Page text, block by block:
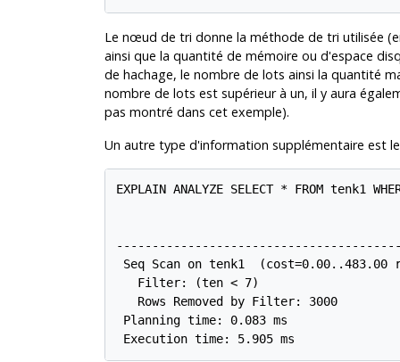
Le nœud de tri donne la méthode de tri utilisée
ainsi que la quantité de mémoire ou d'espace
de hachage, le nombre de lots ainsi la quantité
nombre de lots est supérieur à un, il y aura
pas montré dans cet exemple).
Un autre type d'information supplémentaire est
EXPLAIN ANALYZE SELECT * FROM tenk1
Seq Scan on tenk1  (cost=0.00..483.00
   Filter: (ten < 7)
   Rows Removed by Filter: 3000
Planning time: 0.083 ms
Execution time: 5.905 ms